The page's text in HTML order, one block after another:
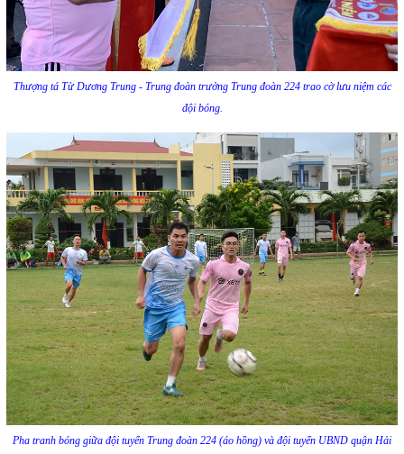
Thượng tá Từ Dương Trung - Trung đoàn trưởng Trung đoàn 224 trao cờ lưu niệm các
đội bóng.
Pha tranh bóng giữa đội tuyển Trung đoàn 224 (áo hồng) và đội tuyển UBND quận Hải